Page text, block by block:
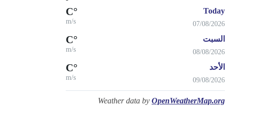
Today
07/08/2026
°C
m/s
السبت
08/08/2026
°C
m/s
الأحد
09/08/2026
°C
m/s
Weather data by OpenWeatherMap.org